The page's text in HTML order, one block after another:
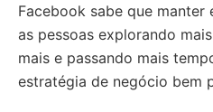
Facebook sabe que manter
as pessoas explorando
mais e passando mais
estratégia de negócio bem